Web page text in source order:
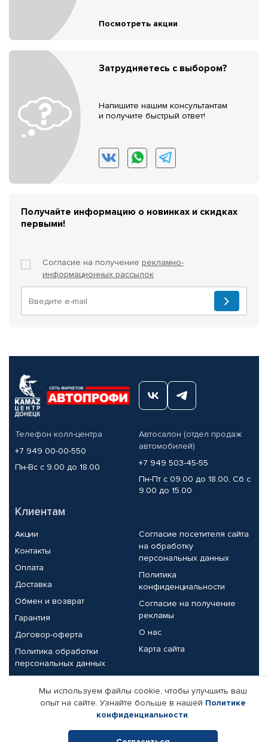
Посмотреть акции
Затрудняетесь с выбором?
Напишите нашим консультантам
и получите быстрый ответ!
Получайте информацию о новинках и скидках
первыми!
Согласие на получение рекламно-
информационных рассылок
Телефон колл-центра
+7 949 00-00-550
Пн-Вс с 9.00 до 18.00
Автосалон (отдел продаж
автомобилей)
+7 949 503-45-55
Пн-Пт с 09.00 до 18.00, Сб с
9.00 до 15.00
Клиентам
Акции
Контакты
Оплата
Доставка
Обмен и возврат
Гарантия
Договор-оферта
Политика обработки
персональных данных
Согласие посетителя сайта
на обработку
персональных данных
Политика
конфиденциальности
Согласие на получение
рекламы
О нас
Карта сайта
Партнерам
Корпоративным клиентам
Поставщикам
Реквизиты компании
Мы используем файлы cookie, чтобы улучшить ваш
опыт на сайте. Узнайте больше в нашей Политике
конфиденциальности.